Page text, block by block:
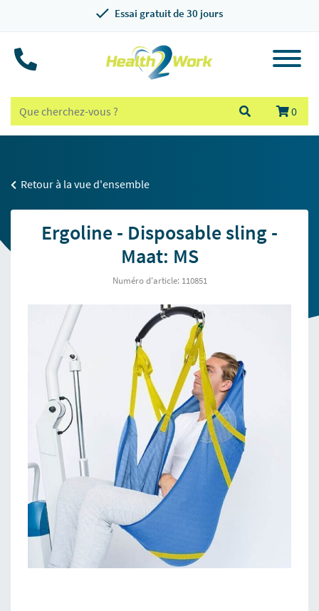
Essai gratuit de 30 jours
0
Retour à la vue d'ensemble
Ergoline - Disposable sling -
Maat: MS
Numéro d'article: 110851